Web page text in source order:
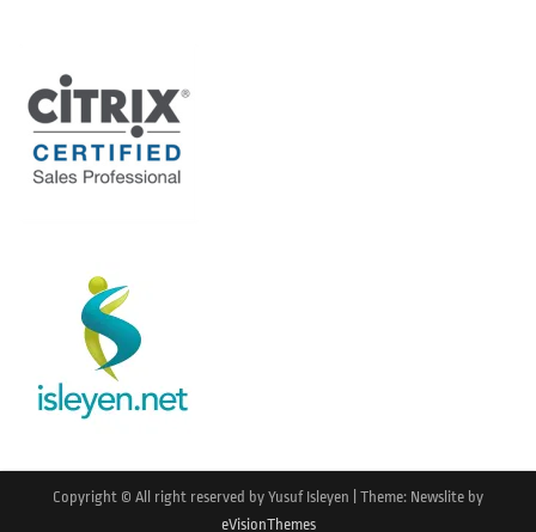
Copyright © All right reserved by Yusuf Isleyen
Theme: Newslite by
eVisionThemes